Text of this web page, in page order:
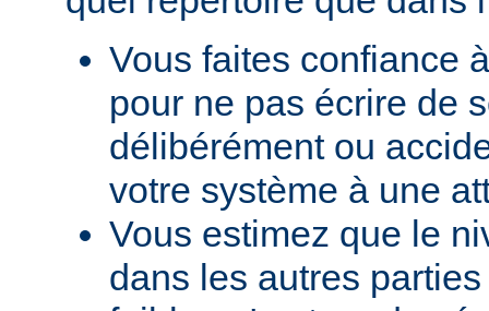
Vous faites confiance
pour ne pas écrire de
délibérément ou
votre système à une
Vous estimez que le
dans les autres